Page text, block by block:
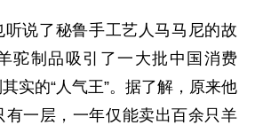
听说了秘鲁手工艺人马马尼的故
驼制品吸引了一大批中国消费
实的“人气王”。据了解，原来他
有一层，一年仅能卖出百余只羊